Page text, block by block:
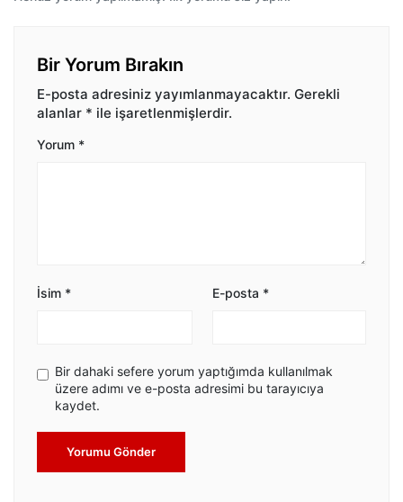
Bir Yorum Bırakın
E-posta adresiniz yayımlanmayacaktır. Gerekli
alanlar * ile işaretlenmişlerdir.
Yorum *
İsim * E-posta *
Bir dahaki sefere yorum yaptığımda kullanılmak
üzere adımı ve e-posta adresimi bu tarayıcıya
kaydet.
Yorumu Gönder